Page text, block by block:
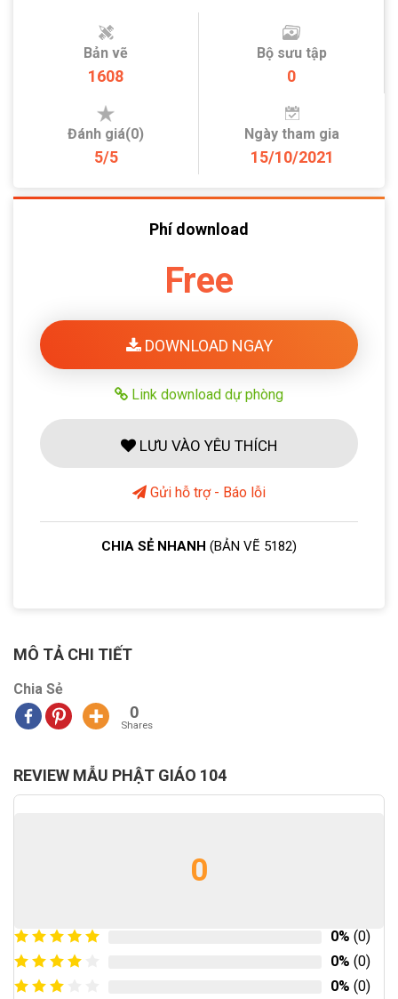
Bản vẽ
1608
Bộ sưu tập
0
Đánh giá(0)
5/5
Ngày tham gia
15/10/2021
Phí download
Free
DOWNLOAD NGAY
Link download dự phòng
LƯU VÀO YÊU THÍCH
Gửi hỗ trợ - Báo lỗi
CHIA SẺ NHANH (BẢN VẼ 5182)
MÔ TẢ CHI TIẾT
Chia Sẻ
0
Shares
REVIEW MẪU PHẬT GIÁO 104
0
0% (0)
0% (0)
0% (0)